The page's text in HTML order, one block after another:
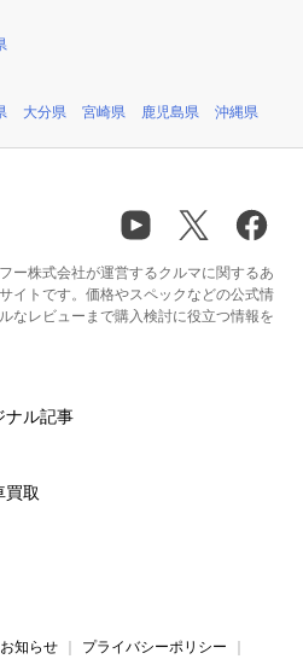
大分県 宮崎県 鹿児島県 沖縄県
ー株式会社が運営するクルマに関するあ
イトです。価格やスペックなどの公式情
なレビューまで購入検討に役立つ情報を
ナル記事
買取
お知らせ プライバシーポリシー